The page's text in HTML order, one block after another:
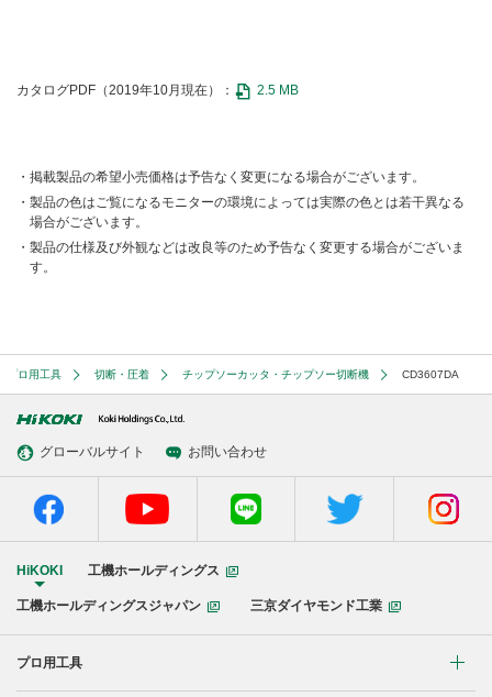
カタログPDF（2019年10月現在）： 2.5 MB
掲載製品の希望小売価格は予告なく変更になる場合がございます。
製品の色はご覧になるモニターの環境によっては実際の色とは若干異なる
場合がございます。
製品の仕様及び外観などは改良等のため予告なく変更する場合がございま
す。
プロ用工具 切断・圧着 チップソーカッタ・チップソー切断機 CD3607DA
グローバルサイト お問い合わせ
HiKOKI 工機ホールディングス
工機ホールディングスジャパン 三京ダイヤモンド工業
プロ用工具